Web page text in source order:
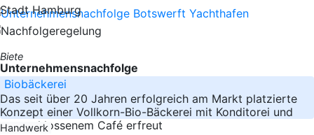
Stadt Hamburg
Biete
Unternehmensnachfolge
Biobäckerei
Das seit über 20 Jahren erfolgreich am Markt platzierte
Konzept einer Vollkorn-Bio-Bäckerei mit Konditorei und
angeschlossenem Café erfreut
Handwerk